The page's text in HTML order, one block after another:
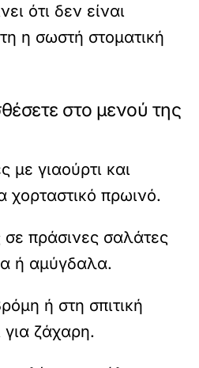
ότι δεν είναι
η σωστή στοματική
στο μενού της
με γιαούρτι και
χορταστικό πρωινό.
πράσινες σαλάτες
ή αμύγδαλα.
ή στη σπιτική
ζάχαρη.